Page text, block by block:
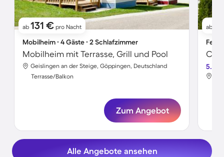
ab 131 € pro Nacht
Mobilheim ∙ 4 Gäste ∙ 2 Schlafzimmer
Mobilheim mit Terrasse, Grill und Pool
Geislingen an der Steige, Göppingen, Deutschland
Terrasse/Balkon
Zum Angebot
ab
5.0
Alle Angebote ansehen